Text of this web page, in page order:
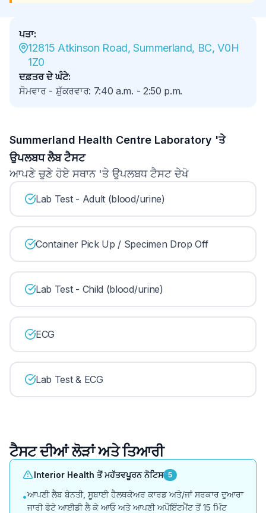
ਪਤਾ:
12815 Atkinson Road, Summerland, BC, V0H
1Z0
ਦਫ਼ਤਰ ਦੇ ਘੰਟੇ:
ਸੋਮਵਾਰ - ਸ਼ੁੱਕਰਵਾਰ: 7:40 a.m. - 2:50 p.m.
Summerland Health Centre Laboratory 'ਤੇ
ਉਪਲਬਧ ਲੈਬ ਟੈਸਟ
ਆਪਣੇ ਚੁਣੇ ਹੋਏ ਸਥਾਨ 'ਤੇ ਉਪਲਬਧ ਟੈਸਟ ਦੇਖੋ
Lab Test - Adult (blood/urine)
Container Pick Up / Specimen Drop Off
Lab Test - Child (blood/urine)
ECG
Lab Test & ECG
ਟੈਸਟ ਦੀਆਂ ਲੋੜਾਂ ਅਤੇ ਤਿਆਰੀ
Interior Health ਤੋਂ ਮਹੱਤਵਪੂਰਨ ਨੋਟਿਸ 5
•ਆਪਣੀ ਲੈਬ ਬੇਨਤੀ, ਸੂਬਾਈ ਹੈਲਥਕੇਅਰ ਕਾਰਡ ਅਤੇ/ਜਾਂ ਸਰਕਾਰ ਦੁਆਰਾ
ਜਾਰੀ ਫੋਟੋ ਆਈਡੀ ਲੈ ਕੇ ਆਓ ਅਤੇ ਆਪਣੀ ਅਪੌਇੰਟਮੈਂਟ ਤੋਂ 15 ਮਿੰਟ